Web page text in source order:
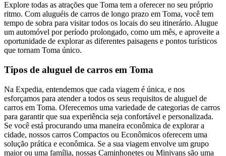
Explore todas as atrações que Toma tem a oferecer no seu próprio
ritmo. Com aluguéis de carros de longo prazo em Toma, você tem
tempo de sobra para visitar todos os locais do seu itinerário. Alugue
um automóvel por período prolongado, como um mês, e aproveite a
oportunidade de explorar as diferentes paisagens e pontos turísticos
que tornam Toma único.
Tipos de aluguel de carros em Toma
Na Expedia, entendemos que cada viagem é única, e nos
esforçamos para atender a todos os seus requisitos de aluguel de
carros em Toma. Oferecemos uma variedade de categorias de carros
para garantir que sua experiência seja confortável e personalizada.
Se você está procurando uma maneira econômica de explorar a
cidade, nossos carros Compactos ou Econômicos oferecem uma
solução prática e econômica. Se a sua viagem envolve um grupo
maior ou uma família, nossas Caminhonetes ou Minivans são uma